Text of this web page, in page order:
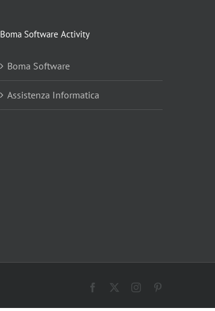
Boma Software Activity
Boma Software
Assistenza Informatica
Facebook Instagram